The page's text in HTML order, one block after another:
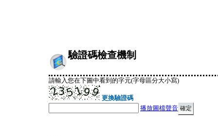
驗證碼檢查機制
請輸入您在下圖中看到的字元(字母區分大小寫)
更換驗證碼
播放圖檔聲音